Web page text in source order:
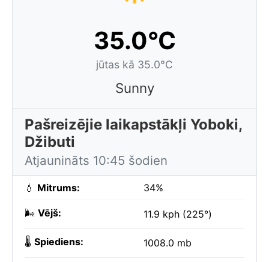
35.0°C
jūtas kā 35.0°C
Sunny
Pašreizējie laikapstākļi Yoboki,
Džibuti
Atjaunināts 10:45 šodien
💧 Mitrums: 34%
🌬️ Vējš: 11.9 kph (225°)
🌡️ Spiediens: 1008.0 mb